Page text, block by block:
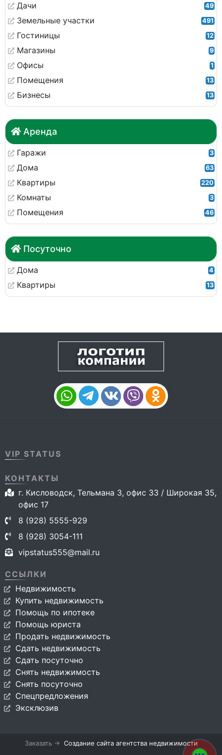
Дачи 49
Земельные участки 491
Гостиницы 12
Магазины 9
Офисы 1
Помещения 13
Бизнесы 13
Аренда
Гаражи 3
Дома 63
Квартиры 220
Комнаты 3
Помещения 46
Посуточно
Дома 4
Квартиры 13
VIP STATUS
КОНТАКТЫ
г. Кисловодск, Тельмана 3, офис 33 / Широкая 35,
офис 17
8 (928) 5555-929
8 (928) 3054-111
vipstatus555@mail.ru
ССЫЛКИ
Недвижимость
Купить недвижимость
Помощь по ипотеке
Помощь юриста
Продать недвижимость
Сдать недвижимость
Сдать посуточно
Снять недвижимость
Снять посуточно
Спецпредложения
Эксклюзив
Заказать → Создание сайта агентства недвижимости